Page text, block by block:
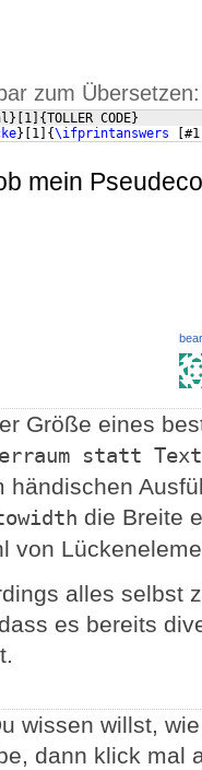
zum Übersetzen:
} 1 {TOLLER CODE}
} 1 {\ifprintanswers #1
mein
Größe eines
statt
händischen
die Breite
von
alles selbst
es bereits
wissen willst,
dann klick mal